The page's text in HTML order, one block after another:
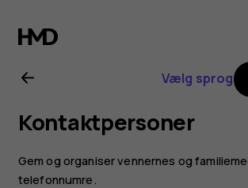
til
Nokia
3.2
Vælg sprog
Kontaktpersoner
Gem og organiser vennernes og
telefonnumre.